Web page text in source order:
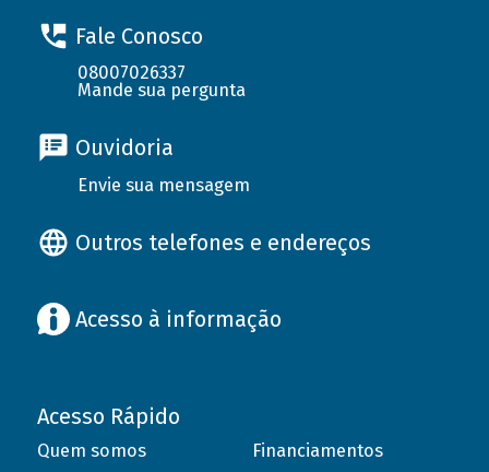
Fale Conosco
08007026337
Mande sua pergunta
Ouvidoria
Envie sua mensagem
Outros telefones e endereços
Acesso à informação
Acesso Rápido
Quem somos
Financiamentos